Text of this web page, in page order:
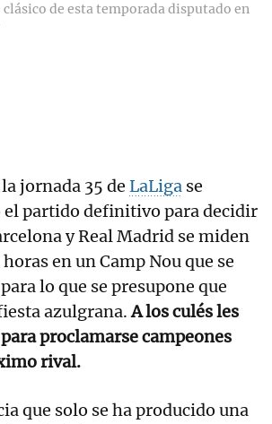
de esta temporada disputado en
jornada 35 de LaLiga se
el partido definitivo para decidir
y Real Madrid se miden
en un Camp Nou que se
lo que se presupone que
azulgrana.A los culés les
proclamarse campeones
rival.
que solo se ha producido una